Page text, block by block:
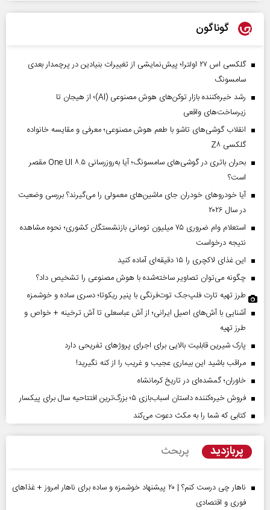
گوناگون
گلکسی اس ۲۷ اولترا؛ پیش‌نمایشی از تغییرات بنیادین در پرچمدار بعدی
سامسونگ
رشد خیره‌کننده بازار توکن‌های هوش مصنوعی (AI)؛ از هیجان تا
زیرساخت‌های واقعی
انقلاب گوشی‌های تاشو‌ با طعم هوش مصنوعی؛ معرفی و مقایسه خانواده
گلکسی Z۸
بحران باتری در گوشی‌های سامسونگ؛ آیا به‌روزرسانی One UI ۸.۵ مقصر
است؟
آیا خودروهای خودران جای ماشین‌های معمولی را می‌گیرند؟ بررسی وضعیت
در سال ۲۰۲۶
استعلام وام ضروری ۷۵ میلیون تومانی بازنشستگان کشوری؛ نحوه مشاهده
نتیجه درخواست
این غذای لاکچری را ۱۵ دقیقه‌ای آماده کنید
چگونه می‌توان تصاویر ساخته‌شده با هوش مصنوعی را تشخیص داد؟
طرز تهیه تارت فلپ‌جک توت‌فرنگی با پنیر ریکوتا؛ دسری ساده و خوشمزه
آشنایی با آش‌های اصیل ایرانی؛ از آش عباسعلی تا آش ترخینه + خواص و
طرز تهیه
پارک شیرین قابلیت‌ بالایی برای اجرای پروژهای تفریحی دارد
مراقب باشید این بیماری عجیب و غریب را از کنه نگیرید!
خاوران؛ گمشده‌ای در تاریخ کرمانشاه
فروش خیره‌کننده داستان اسباب‌بازی ۵؛ بزرگ‌ترین افتتاحیه سال برای پیکسار
کتابی که شما را به مکث دعوت می‌کند
پربازدید پربحث
ناهار چی درست کنم؟ | ۲۰ پیشنهاد خوشمزه و ساده برای ناهار امروز + غذاهای
فوری و اقتصادی